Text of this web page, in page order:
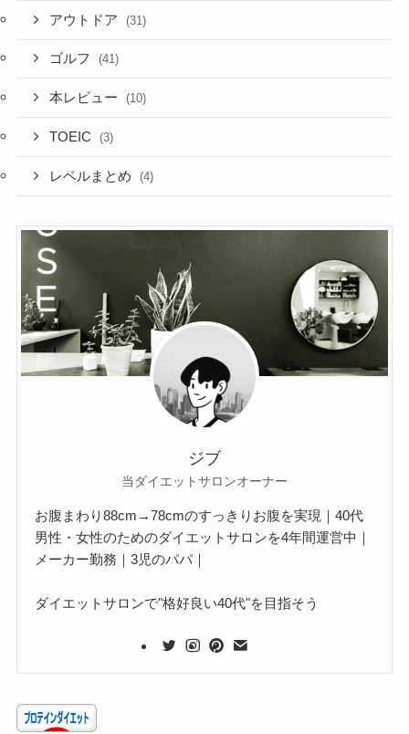
アウトドア (31)
ゴルフ (41)
本レビュー (10)
TOEIC (3)
レベルまとめ (4)
ジブ
当ダイエットサロンオーナー
お腹まわり88cm→78cmのすっきりお腹を実現｜40代
男性・女性のためのダイエットサロンを4年間運営中｜
メーカー勤務｜3児のパパ｜
ダイエットサロンで"格好良い40代"を目指そう